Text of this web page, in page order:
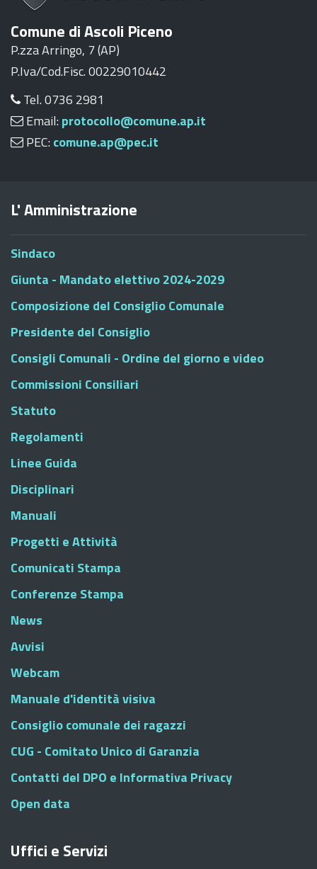
Comune di Ascoli Piceno
P.zza Arringo, 7 (AP)
P.Iva/Cod.Fisc. 00229010442
Tel. 0736 2981
Email: protocollo@comune.ap.it
PEC: comune.ap@pec.it
L' Amministrazione
Sindaco
Giunta - Mandato elettivo 2024-2029
Composizione del Consiglio Comunale
Presidente del Consiglio
Consigli Comunali - Ordine del giorno e video
Commissioni Consiliari
Statuto
Regolamenti
Linee Guida
Disciplinari
Manuali
Progetti e Attività
Comunicati Stampa
Conferenze Stampa
News
Avvisi
Webcam
Manuale d'identità visiva
Consiglio comunale dei ragazzi
CUG - Comitato Unico di Garanzia
Contatti del DPO e Informativa Privacy
Open data
Uffici e Servizi